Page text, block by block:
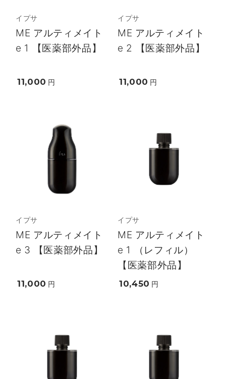
イプサ
ME アルティメイト
e 1 【医薬部外品】
11,000 円
イプサ
ME アルティメイト
e 2 【医薬部外品】
11,000 円
イプサ
ME アルティメイト
e 3 【医薬部外品】
11,000 円
イプサ
ME アルティメイト
e 1 （レフィル）
【医薬部外品】
10,450 円